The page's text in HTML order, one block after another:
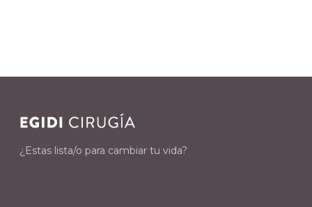
¿Estas lista/o para cambiar tu vida?